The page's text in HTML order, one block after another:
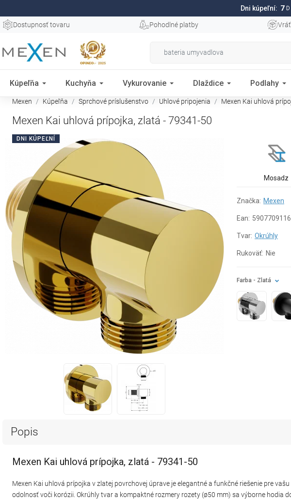
Dni kúpeľní: 7 D
Dostupnosť tovaru Pohodlné platby
Kúpeľňa Kuchyňa Vykurovanie Dlaždice Podlahy
Mexen Kúpeľňa Sprchové príslušenstvo Uhlové pripojenia Mexen Kai uhlová
Mexen Kai uhlová prípojka, zlatá - 79341-50
DNI KÚPEĽNÍ
Mosadz
Značka: Mexen
Ean:
Tvar: Okrúhly
Rukoväť: Nie
Farba - Zlatá
Popis
Mexen Kai uhlová prípojka, zlatá - 79341-50
Mexen Kai uhlová prípojka v zlatej povrchovej úprave je elegantné a funkčné riešenie pre
odolnosť voči korózii. Okrúhly tvar a kompaktné rozmery rozety (ø50 mm) sa výborne